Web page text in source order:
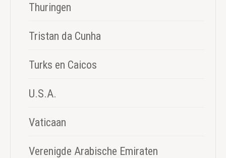
Thuringen
Tristan da Cunha
Turks en Caicos
U.S.A.
Vaticaan
Verenigde Arabische Emiraten